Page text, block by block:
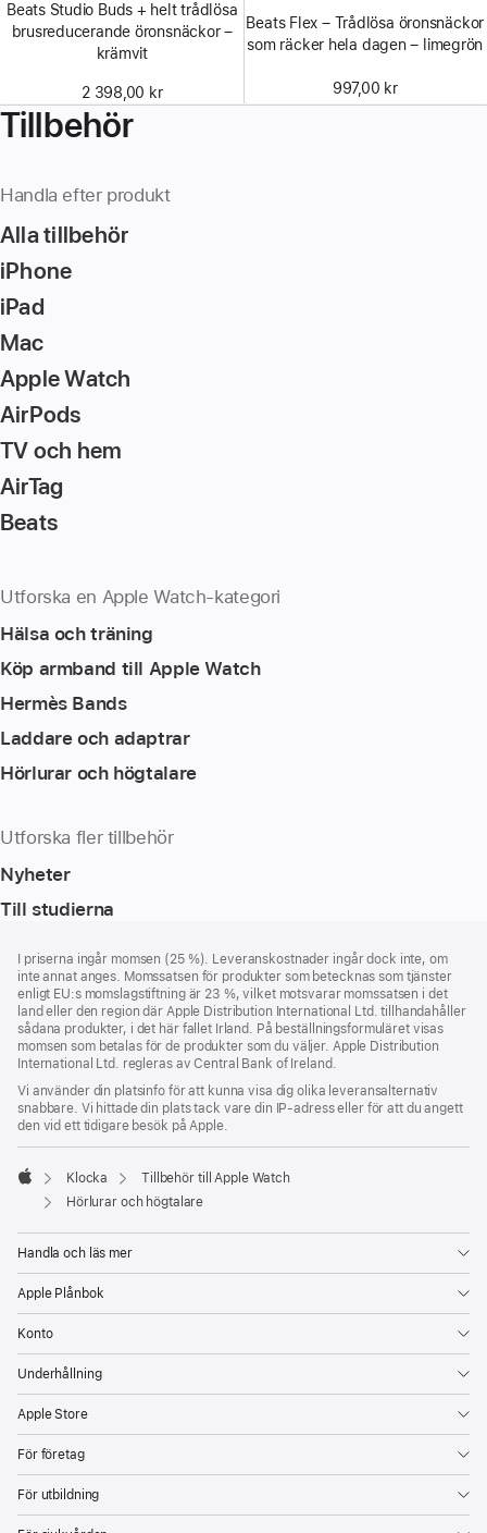
Beats Studio Buds + helt trådlösa
brusreducerande öronsnäckor –
krämvit
2 398,00 kr
Beats Flex – Trådlösa öronsnäckor
som räcker hela dagen – limegrön
997,00 kr
Tillbehör
Handla efter produkt
Alla tillbehör
iPhone
iPad
Mac
Apple Watch
AirPods
TV och hem
AirTag
Beats
Utforska en Apple Watch-kategori
Hälsa och träning
Köp armband till Apple Watch
Hermès Bands
Laddare och adaptrar
Hörlurar och högtalare
Utforska fler tillbehör
Nyheter
Till studierna
I priserna ingår momsen (25 %). Leveranskostnader ingår dock inte, om
inte annat anges. Momssatsen för produkter som betecknas som tjänster
enligt EU:s momslagstiftning är 23 %, vilket motsvarar momssatsen i det
land eller den region där Apple Distribution International Ltd. tillhandahåller
sådana produkter, i det här fallet Irland. På beställningsformuläret visas
momsen som betalas för de produkter som du väljer. Apple Distribution
International Ltd. regleras av Central Bank of Ireland.
Vi använder din platsinfo för att kunna visa dig olika leveransalternativ
snabbare. Vi hittade din plats tack vare din IP-adress eller för att du angett
den vid ett tidigare besök på Apple.
Apple
Klocka
Tillbehör till Apple Watch
Hörlurar och högtalare
Handla och läs mer
Apple Plånbok
Konto
Underhållning
Apple Store
För företag
För utbildning